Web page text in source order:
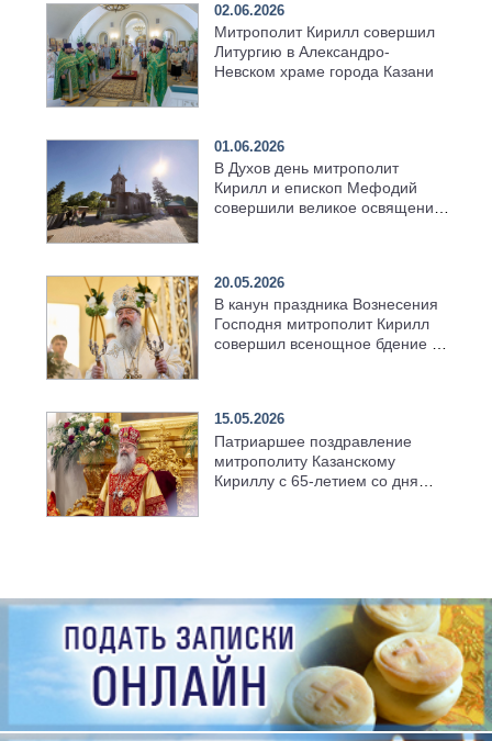
02.06.2026
Митрополит Кирилл совершил
Литургию в Александро-
Невском храме города Казани
01.06.2026
В Духов день митрополит
Кирилл и епископ Мефодий
совершили великое освящение
20.05.2026
В канун праздника Вознесения
Господня митрополит Кирилл
совершил всенощное бдение в
15.05.2026
Патриаршее поздравление
митрополиту Казанскому
Кириллу с 65-летием со дня